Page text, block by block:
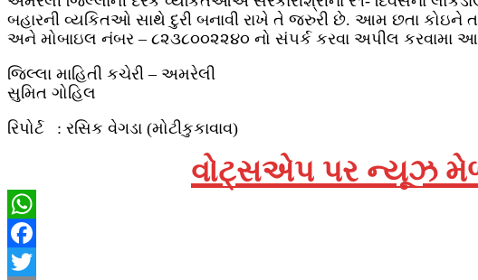
બહારની વ્‍યકિતઓ સાથે દુરી બનાવી રાખે તે જરુરી છે. આમ છતા કોઇને
અને મોબાઇલ નંબર – ૮૨૩૮૦૦૨૨૪૦ નો સં૫ર્ક કરવા અપીલ કરવામા
જિલ્લા માહિતી કચેરી – અમરેલી
સુમિત ગોહિલ
રિપોર્ટ : રસિક વેગડા (મોટીકુકાવાવ)
વોટ્સએપ પર ન્યૂઝ
WhatsApp
Facebook